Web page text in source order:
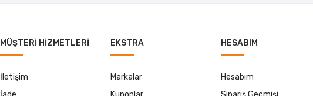
MÜŞTERI HIZMETLERI
İletişim
EKSTRA
Markalar
HESABIM
Hesabım